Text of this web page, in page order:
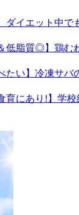
ダイエット中
低脂質◎】鶏む
たい】冷凍サ
育にあり!】学